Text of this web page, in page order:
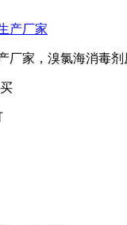
产厂家
厂家，溴氯海消毒